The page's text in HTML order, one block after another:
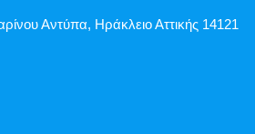
Αντύπα, Ηράκλειο Αττικής 14121